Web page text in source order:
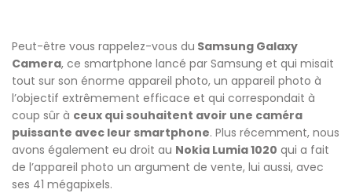
Peut-être vous rappelez-vous du Samsung Galaxy
Camera, ce smartphone lancé par Samsung et qui misait
tout sur son énorme appareil photo, un appareil photo à
l’objectif extrêmement efficace et qui correspondait à
coup sûr à ceux qui souhaitent avoir une caméra
puissante avec leur smartphone. Plus récemment, nous
avons également eu droit au Nokia Lumia 1020 qui a fait
de l’appareil photo un argument de vente, lui aussi, avec
ses 41 mégapixels.